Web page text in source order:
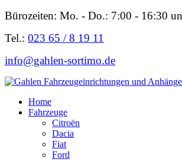
Bürozeiten: Mo. - Do.: 7:00 - 16:30
Tel.: 023 65 / 8 19 11
info@gahlen-sortimo.de
Home
Fahrzeuge
Citroën
Dacia
Fiat
Ford